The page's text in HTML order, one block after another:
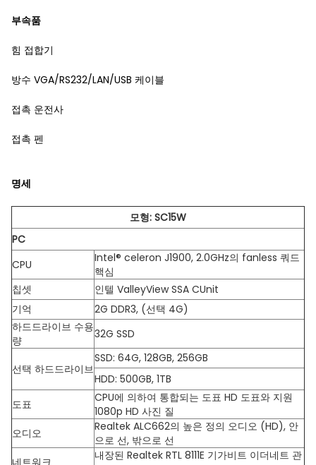
부속품
힘 접합기
방수 VGA/RS232/LAN/USB 케이블
접촉 운전사
접촉 펜
명세
모형: SC15W
PC
CPU
Intel® celeron J1900, 2.0GHz의 fanless 쿼드
핵심
칩셋
인텔 ValleyView SSA CUnit
기억
2G DDR3, (선택 4G)
하드드라이브 수용
량
32G SSD
선택 하드드라이브
SSD: 64G, 128GB, 256GB
HDD: 500GB, 1TB
도표
CPU에 의하여 통합되는 도표 HD 도표와 지원
1080p HD 사진 질
오디오
Realtek ALC662의 높은 정의 오디오 (HD), 안
으로 선, 밖으로 선
네트워크
내장된 Realtek RTL 8111E 기가비트 이더네트 관